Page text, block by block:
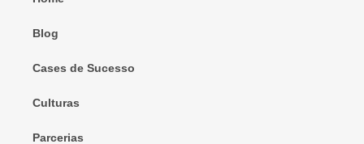
Blog
Cases de Sucesso
Culturas
Parcerias